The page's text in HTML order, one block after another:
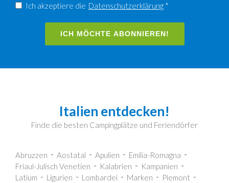
Ich akzeptiere die Datenschutzerklärung *
ICH MÖCHTE ABONNIEREN!
Italien entdecken!
Finde die besten Campingplätze und Feriendörfer
Abruzzen Aostatal Apulien
Emilia-Romagna
Friaul-Julisch Venetien
Kalabrien
Kampanien
Latium
Ligurien Lombardei Marken
Piemont